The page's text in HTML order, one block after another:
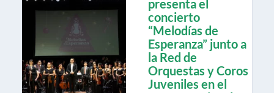
presenta el
concierto
“Melodías de
Esperanza” junto a
la Red de
Orquestas y Coros
Juveniles en el